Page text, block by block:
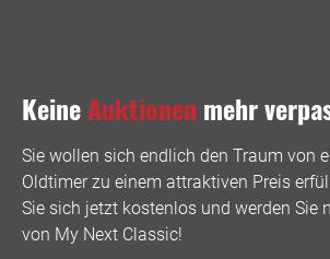
KeineAuktionen mehr
Sie wollen sich endlich den Traum von
Oldtimer zu einem attraktiven Preis
Sie sich jetzt kostenlos und werden Sie
von My Next Classic! ️